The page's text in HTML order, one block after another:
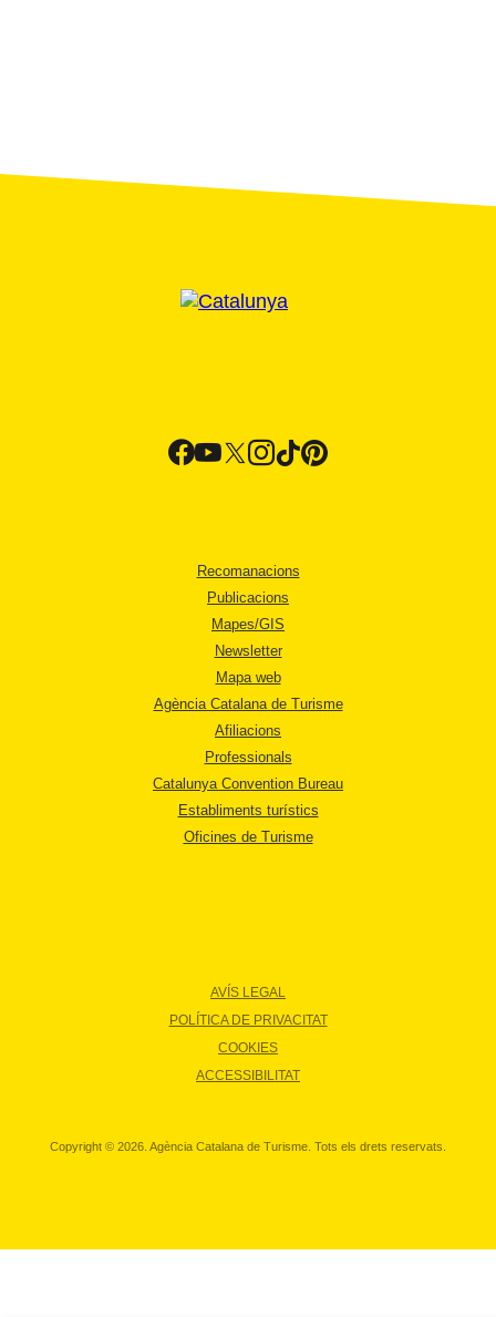
Recomanacions
Publicacions
Mapes/GIS
Newsletter
Mapa web
Agència Catalana de Turisme
Afiliacions
Professionals
Catalunya Convention Bureau
Establiments turístics
Oficines de Turisme
AVÍS LEGAL
POLÍTICA DE PRIVACITAT
COOKIES
ACCESSIBILITAT
Copyright © 2026. Agència Catalana de Turisme. Tots els drets reservats.